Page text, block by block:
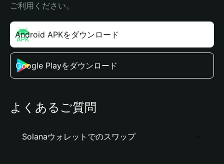
ご利用ください。
Android APKをダウンロード
Google Playをダウンロード
よくあるご質問
Solanaウォレットでのスワップ